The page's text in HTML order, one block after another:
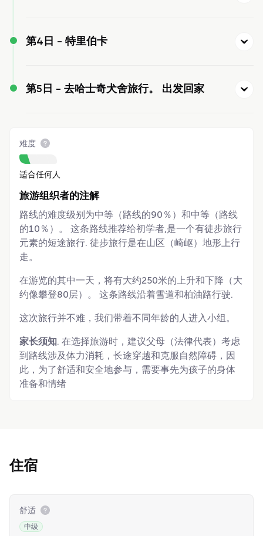
第4日 - 特里伯卡
第5日 - 去哈士奇犬舍旅行。 出发回家
难度
适合任何人
旅游组织者的注解
路线的难度级别为中等（路线的90％）和中等（路线
的10％）。 这条路线推荐给初学者,是一个有徒步旅行
元素的短途旅行. 徒步旅行是在山区（崎岖）地形上行
走。
在游览的其中一天，将有大约250米的上升和下降（大
约像攀登80层）。 这条路线沿着雪道和柏油路行驶.
这次旅行并不难，我们带着不同年龄的人进入小组。
家长须知. 在选择旅游时，建议父母（法律代表）考虑
到路线涉及体力消耗，长途穿越和克服自然障碍，因
此，为了舒适和安全地参与，需要事先为孩子的身体
准备和情绪
住宿
舒适
中级